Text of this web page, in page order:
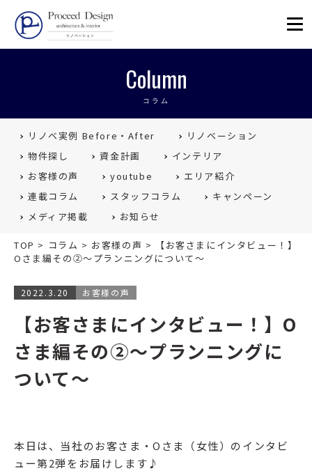
リノベーションを福岡で。
Column
コラム
リノベ実例 Before・After
リノベーション
物件探し
資金計画
インテリア
お客様の声
youtube
エリア紹介
連載コラム
スタッフコラム
キャンペーン
メディア掲載
お知らせ
TOP > コラム > お客様の声 >
【お客さまにインタビュー！】
Oさま編その②〜プランニングについて〜
2022.3.20 お客様の声
【お客さまにインタビュー！】O
さま編その②〜プランニングに
ついて〜
本日は、当社のお客さま・Oさま（女性）のインタビ
ュー第2弾をお届けします♪